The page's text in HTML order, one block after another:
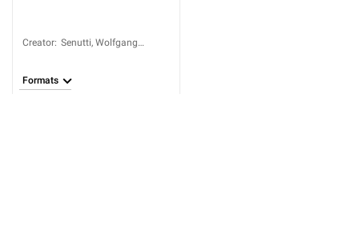
Creator: Senutti, Wolfgang
Formats